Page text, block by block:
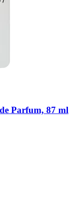
Parfum, 87 ml